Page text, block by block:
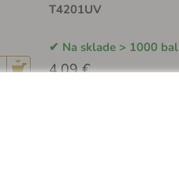
T4201UV
Na sklade > 1000 bal
4.09 €